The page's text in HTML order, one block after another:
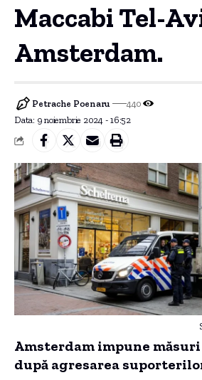
Maccabi Tel-
Amsterdam.
Data: 9 noiembrie 2024 - 16:52
Petrache Poenaru 440
Amsterdam impune
după agresarea